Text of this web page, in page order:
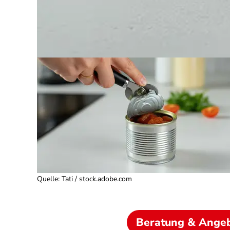
Quelle: Tati / stock.adobe.com
Beratung &